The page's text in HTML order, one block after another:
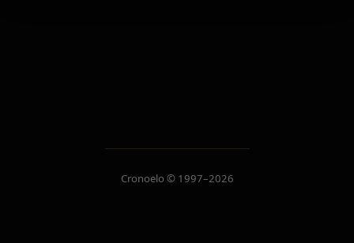
Cronoelo © 1997–2026